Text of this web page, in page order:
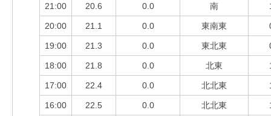
21:00 20.6 0.0 南
20:00 21.1 0.0 東南東
19:00 21.3 0.0 東北東
18:00 21.8 0.0 北東
17:00 22.4 0.0 北北東
16:00 22.5 0.0 北北東